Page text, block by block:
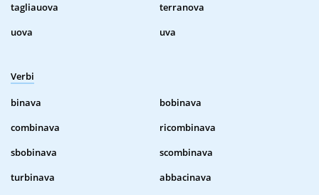
tagliauova
terranova
uova
uva
Verbi
binava
bobinava
combinava
ricombinava
sbobinava
scombinava
turbinava
abbacinava